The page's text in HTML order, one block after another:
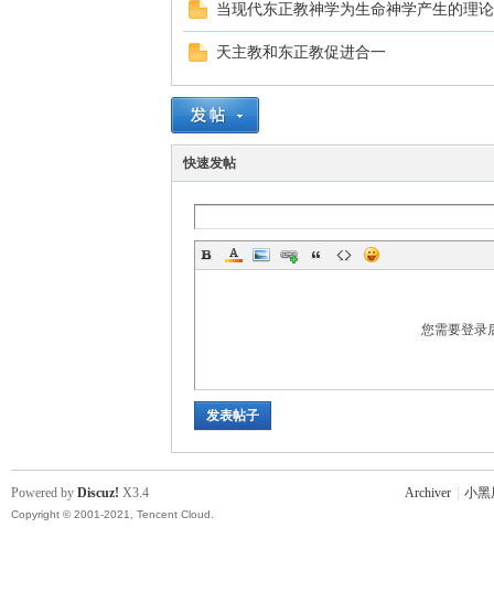
当现代东正教神学为生命神学产生的理
天主教和东正教促进合一
快速发帖
您需要登录
发表帖子
Archiver 小黑
Powered by Discuz! X3.4
Copyright © 2001-2021, Tencent Cloud.